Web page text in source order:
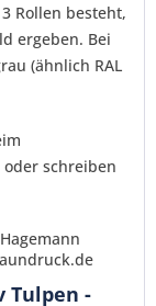
Rollen besteht,
ergeben. Bei
(ähnlich RAL
schreiben
Tulpen -